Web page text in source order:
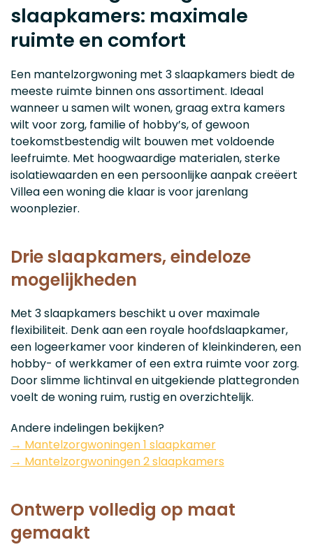
slaapkamers: maximale
ruimte en comfort
Een mantelzorgwoning met 3 slaapkamers biedt de
meeste ruimte binnen ons assortiment. Ideaal
wanneer u samen wilt wonen, graag extra kamers
wilt voor zorg, familie of hobby’s, of gewoon
toekomstbestendig wilt bouwen met voldoende
leefruimte. Met hoogwaardige materialen, sterke
isolatiewaarden en een persoonlijke aanpak creëert
Villea een woning die klaar is voor jarenlang
woonplezier.
Drie slaapkamers, eindeloze
mogelijkheden
Met 3 slaapkamers beschikt u over maximale
flexibiliteit. Denk aan een royale hoofdslaapkamer,
een logeerkamer voor kinderen of kleinkinderen, een
hobby- of werkkamer of een extra ruimte voor zorg.
Door slimme lichtinval en uitgekiende plattegronden
voelt de woning ruim, rustig en overzichtelijk.
Andere indelingen bekijken?
→ Mantelzorgwoningen 1 slaapkamer
→ Mantelzorgwoningen 2 slaapkamers
Ontwerp volledig op maat
gemaakt